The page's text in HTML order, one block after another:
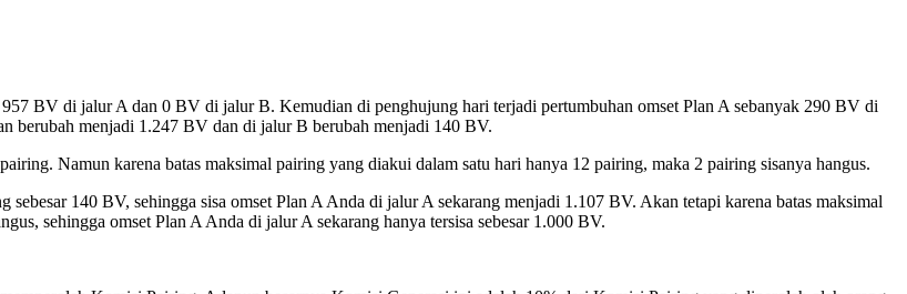
BV di jalur A dan 0 BV di jalur B. Kemudian di penghujung hari terjadi pertumbuhan omset Plan A sebanyak 290 BV di
berubah menjadi 1.247 BV dan di jalur B berubah menjadi 140 BV.
Namun karena batas maksimal pairing yang diakui dalam satu hari hanya 12 pairing, maka 2 pairing sisanya hangus.
140 BV, sehingga sisa omset Plan A Anda di jalur A sekarang menjadi 1.107 BV. Akan tetapi karena batas maksimal
sehingga omset Plan A Anda di jalur A sekarang hanya tersisa sebesar 1.000 BV.